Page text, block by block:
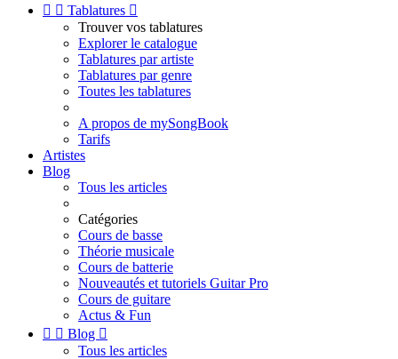
  Tablatures 
Trouver vos tablatures
Explorer le catalogue
Tablatures par artiste
Tablatures par genre
Toutes les tablatures
A propos de mySongBook
Tarifs
Artistes
Blog
Tous les articles
Catégories
Cours de basse
Théorie musicale
Cours de batterie
Nouveautés et tutoriels Guitar Pro
Cours de guitare
Actus & Fun
  Blog 
Tous les articles